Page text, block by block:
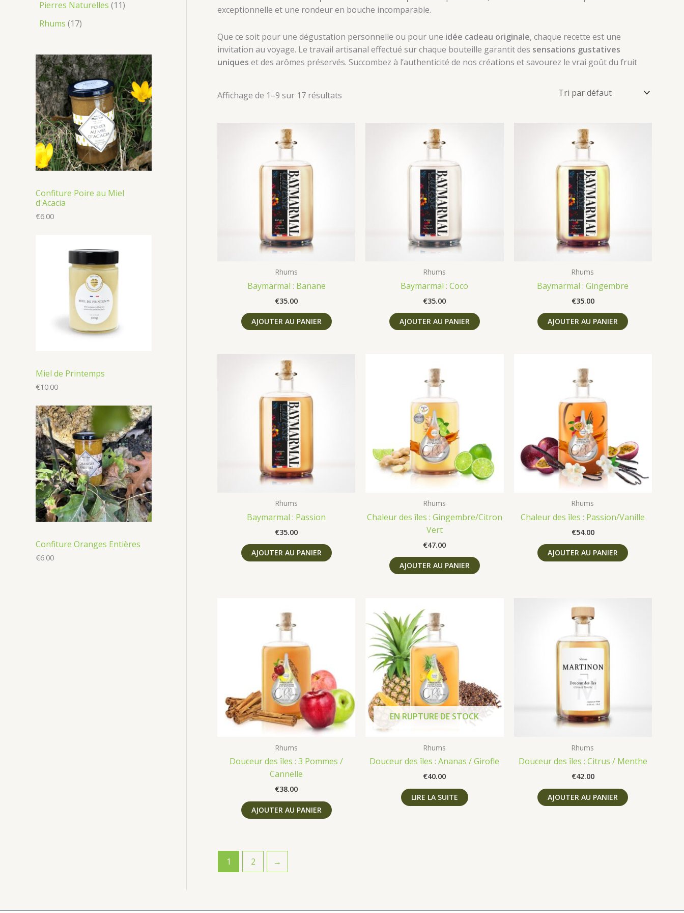
Pierres Naturelles 11
Rhums 17
Confiture Poire au Miel
d'Acacia
€6.00
Miel de Printemps
€10.00
Confiture Oranges Entières
€6.00
exceptionnelle et une rondeur en bouche incomparable.
Que ce soit pour une dégustation personnelle ou pour une idée cadeau originale, chaque recette est une
invitation au voyage. Le travail artisanal effectué sur chaque bouteille garantit des sensations gustatives
uniques et des arômes préservés. Succombez à l’authenticité de nos créations et savourez le vrai goût du fruit
Affichage de 1–9 sur 17 résultats
Rhums
Baymarmal : Banane
€35.00
AJOUTER AU PANIER
Rhums
Baymarmal : Coco
€35.00
AJOUTER AU PANIER
Rhums
Baymarmal : Gingembre
€35.00
AJOUTER AU PANIER
Rhums
Baymarmal : Passion
€35.00
AJOUTER AU PANIER
Rhums
Chaleur des îles : Gingembre/Citron
Vert
€47.00
AJOUTER AU PANIER
Rhums
Chaleur des îles : Passion/Vanille
€54.00
AJOUTER AU PANIER
Rhums
Douceur des îles : 3 Pommes /
Cannelle
€38.00
AJOUTER AU PANIER
EN RUPTURE DE STOCK
Rhums
Douceur des îles : Ananas / Girofle
€40.00
LIRE LA SUITE
Rhums
Douceur des îles : Citrus / Menthe
€42.00
AJOUTER AU PANIER
1 2 →